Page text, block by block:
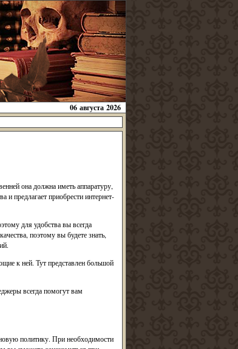
06 августа 2026
она должна иметь аппаратуру,
и предлагает приобрести интернет-
для удобства вы всегда
поэтому вы будете знать,
к ней. Тут представлен большой
всегда помогут вам
политику. При необходимости